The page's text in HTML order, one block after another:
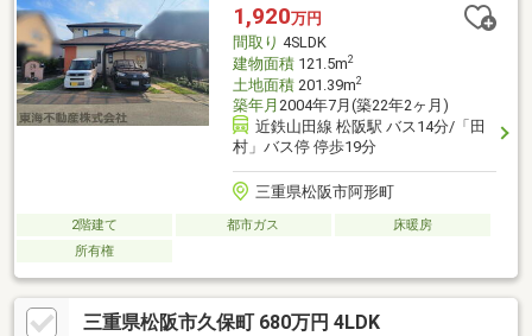
1,920万円
間取り 4SLDK
建物面積121.5m2
土地面積201.39m2
築年月 2004年7月(築22年2ヶ月)
近鉄山田線 松阪駅 バス14分/「田
村」バス停 停歩19分
三重県松阪市阿形町
2階建て 都市ガス
床暖房
所有権
三重県松阪市久保町 680万円 4LDK